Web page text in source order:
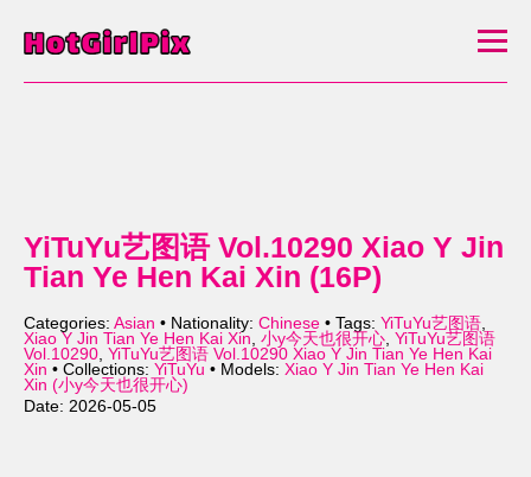
YiTuYu艺图语 Vol.10290 Xiao Y Jin
Tian Ye Hen Kai Xin (16P)
Categories: Asian • Nationality: Chinese • Tags: YiTuYu艺图语,
Xiao Y Jin Tian Ye Hen Kai Xin, 小y今天也很开心, YiTuYu艺图语
Vol.10290, YiTuYu艺图语 Vol.10290 Xiao Y Jin Tian Ye Hen Kai
Xin • Collections: YiTuYu • Models: Xiao Y Jin Tian Ye Hen Kai
Xin (小y今天也很开心)
Date: 2026-05-05